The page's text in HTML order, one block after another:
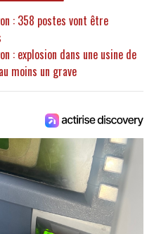
: 358 postes vont être
: explosion dans une usine de
moins un grave